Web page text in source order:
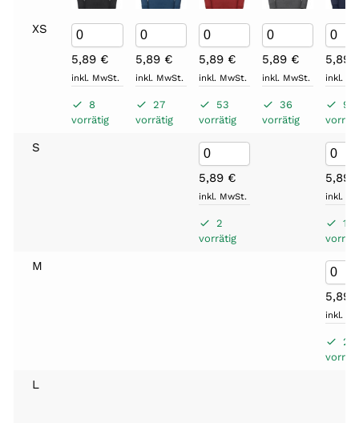
XS
5,89 €
inkl. MwSt.
8
vorrätig
5,89 €
inkl. MwSt.
27
vorrätig
5,89 €
inkl. MwSt.
53
vorrätig
5,89 €
inkl. MwSt.
36
vorrätig
5,89
inkl.
9
S
5,89 €
inkl. MwSt.
2
vorrätig
5,89
inkl.
11
M
5,89
inkl.
2
L